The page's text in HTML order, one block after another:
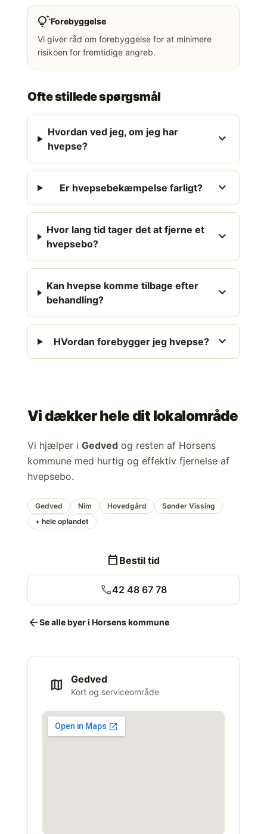
tips_and_updatesForebyggelse
Vi giver råd om forebyggelse for at minimere
risikoen for fremtidige angreb.
Ofte stillede spørgsmål
Hvordan ved jeg, om jeg har
hvepse?
expand_more
Er hvepsebekæmpelse farligt? expand_more
Hvor lang tid tager det at fjerne et
hvepsebo?
expand_more
Kan hvepse komme tilbage efter
behandling?
expand_more
HVordan forebygger jeg hvepse? expand_more
Vi dækker hele dit lokalområde
Vi hjælper i Gedved og resten af Horsens
kommune med hurtig og effektiv fjernelse af
hvepsebo.
Gedved Nim Hovedgård
Sønder Vissing
+ hele oplandet
calendar_today Bestil tid
call42 48 67 78
arrow_backSe alle byer i Horsens kommune
map Gedved
Kort og serviceområde